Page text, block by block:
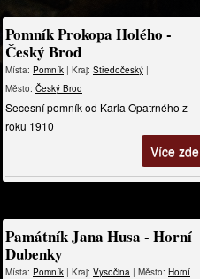
Pomník Prokopa Holého -
Český Brod
Místa: Pomník | Kraj: Středočeský |
Město: Český Brod
Secesní pomník od Karla Opatrného z
roku 1910
Více zde
Památník Jana Husa - Horní
Dubenky
Místa: Pomník | Kraj: Vysočina | Město: Horní